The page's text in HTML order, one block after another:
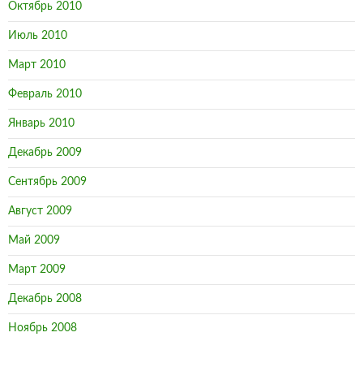
Октябрь 2010
Июль 2010
Март 2010
Февраль 2010
Январь 2010
Декабрь 2009
Сентябрь 2009
Август 2009
Май 2009
Март 2009
Декабрь 2008
Ноябрь 2008